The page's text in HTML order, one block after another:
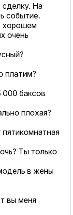
сделку. На
событие.
хорошем
очень
платим?
000 баксов
плохая?
Ты только
в жены
вы меня